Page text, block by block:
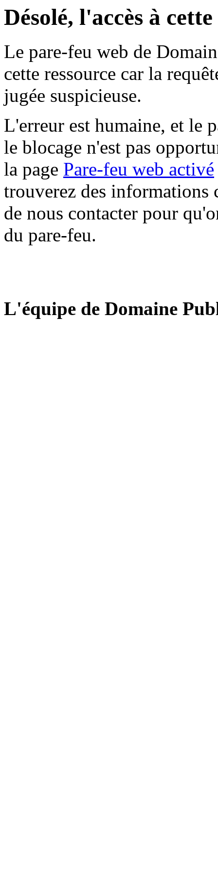
Désolé, l'accès à
Le pare-feu web de
cette ressource car la
jugée suspicieuse.
L'erreur est humaine, et le
le blocage n'est pas
la page Pare-feu web activé
trouverez des informations
de nous contacter pour
du pare-feu.
L'équipe de Domaine